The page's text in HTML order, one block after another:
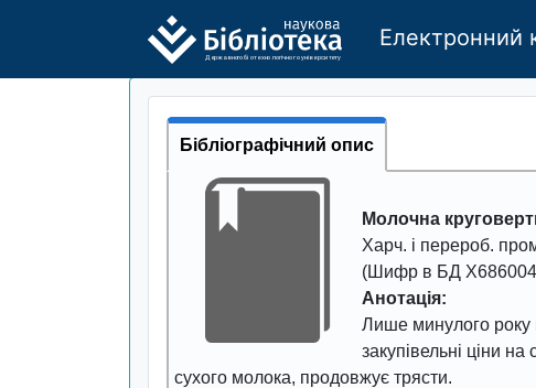
Державного бі отехно логічно го універси тету
Електронний
Бібліографічний опис
Молочна
Харч. і перероб.
(Шифр в БД
Анотація:
Лише минулого року
закупівельні ціни
сухого молока, продовжує трясти.